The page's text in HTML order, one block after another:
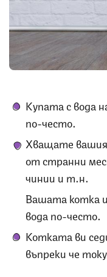
Купата с вода
по-често.
Хващате вашия
от странни
чинии и т.н.
Вашата котка
вода по-често.
Котката ви
въпреки че